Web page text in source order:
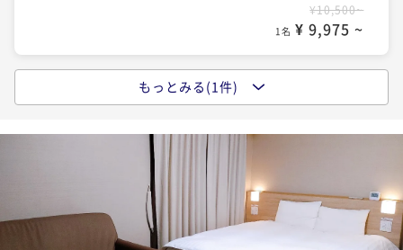
¥10,500~
1名 ¥ 9,975 ~
「味めぐり小鉢横丁」～ご当地逸品と朝の彩り御膳～
事前決済可
¥12,000~
1名 ¥ 11,400 ~
もっとみる(1件)